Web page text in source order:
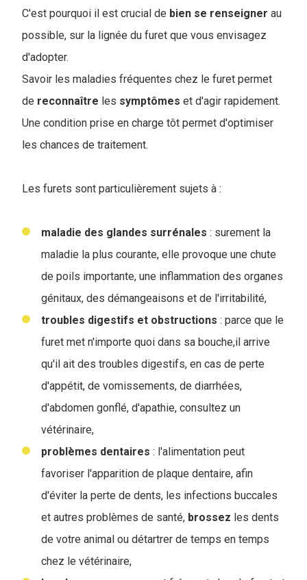
C'est pourquoi il est crucial de bien se renseigner au
possible, sur la lignée du furet que vous envisagez
d'adopter.
Savoir les maladies fréquentes chez le furet permet
de reconnaître les symptômes et d'agir rapidement.
Une condition prise en charge tôt permet d'optimiser
les chances de traitement.
Les furets sont particulièrement sujets à :
maladie des glandes surrénales : surement la
maladie la plus courante, elle provoque une chute
de poils importante, une inflammation des organes
génitaux, des démangeaisons et de l'irritabilité,
troubles digestifs et obstructions : parce que le
furet met n'importe quoi dans sa bouche,il arrive
qu'il ait des troubles digestifs, en cas de perte
d'appétit, de vomissements, de diarrhées,
d'abdomen gonflé, d'apathie, consultez un
vétérinaire,
problèmes dentaires : l'alimentation peut
favoriser l'apparition de plaque dentaire, afin
d'éviter la perte de dents, les infections buccales
et autres problèmes de santé, brossez les dents
de votre animal ou détartrer de temps en temps
chez le vétérinaire,